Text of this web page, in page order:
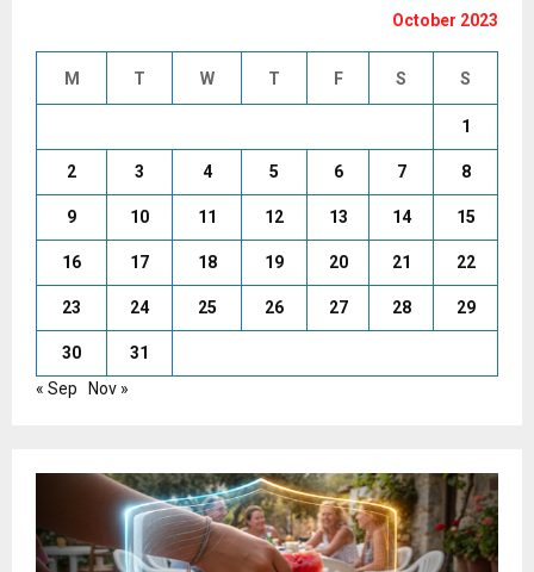
October 2023
M T W T F S S
1
2 3 4 5 6 7 8
9 10 11 12 13 14 15
16 17 18 19 20 21 22
23 24 25 26 27 28 29
30
31
« Sep
Nov »